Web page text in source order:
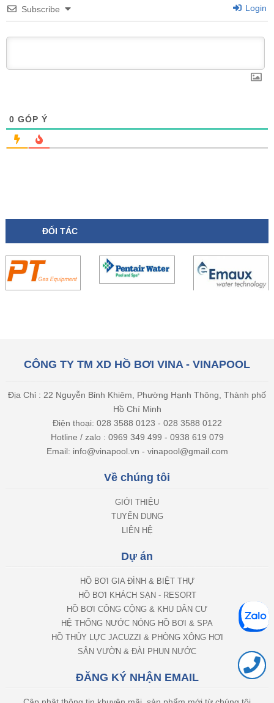
Subscribe Login
0 GÓP Ý
ĐỐI TÁC
CÔNG TY TM XD HỒ BƠI VINA - VINAPOOL
Địa Chỉ : 22 Nguyễn Bỉnh Khiêm, Phường Hạnh Thông, Thành phố
Hồ Chí Minh
Điện thoại: 028 3588 0123 - 028 3588 0122
Hotline / zalo : 0969 349 499 - 0938 619 079
Email: info@vinapool.vn - vinapool@gmail.com
Về chúng tôi
GIỚI THIỆU
TUYỂN DỤNG
LIÊN HỆ
Dự án
HỒ BƠI GIA ĐÌNH & BIỆT THỰ
HỒ BƠI KHÁCH SẠN - RESORT
HỒ BƠI CÔNG CỘNG & KHU DÂN CƯ
HỆ THỐNG NƯỚC NÓNG HỒ BƠI & SPA
HỒ THỦY LỰC JACUZZI & PHÒNG XÔNG HƠI
SÂN VƯỜN & ĐÀI PHUN NƯỚC
ĐĂNG KÝ NHẬN EMAIL